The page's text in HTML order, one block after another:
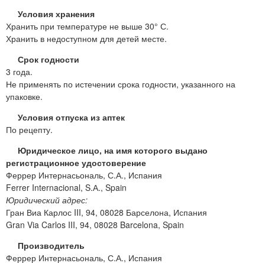
Условия хранения
Хранить при температуре не выше 30° С.
Хранить в недоступном для детей месте.
Срок годности
3 года.
Не применять по истечении срока годности, указанного на
упаковке.
Условия отпуска из аптек
По рецепту.
Юридическое лицо, на имя которого выдано
регистрационное удостоверение
Феррер Интернасьональ, С.А., Испания
Ferrer Internacional, S.А., Spain
Юридический адрес:
Гран Виа Карлос III, 94, 08028 Барселона, Испания
Gran Via Carlos III, 94, 08028 Barcelona, Spain
Производитель
Феррер Интернасьональ, С.А., Испания